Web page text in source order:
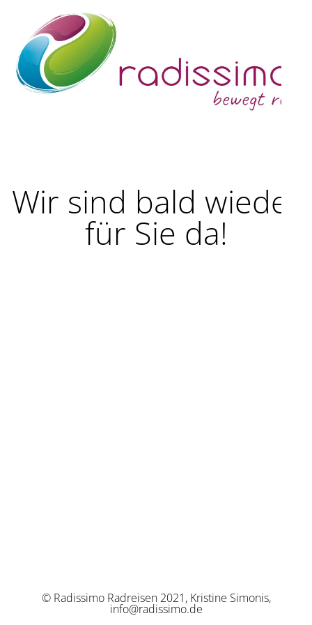
Wir sind bald wieder
für Sie da!
© Radissimo Radreisen 2021, Kristine Simonis,
info@radissimo.de